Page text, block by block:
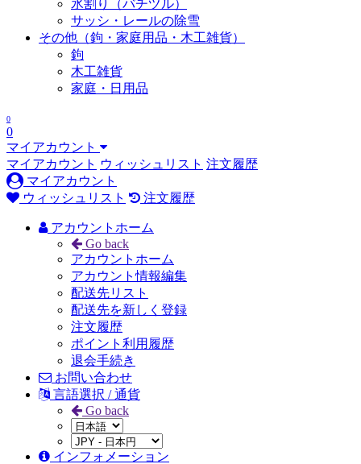
氷割り（バチヅル）
サッシ・レールの除雪
その他（鉤・家庭用品・木工雑貨）
鉤
木工雑貨
家庭・日用品
0
0
マイアカウント
マイアカウント ウィッシュリスト 注文履歴
マイアカウント
ウィッシュリスト
注文履歴
アカウントホーム
Go back
アカウントホーム
アカウント情報編集
配送先リスト
配送先を新しく登録
注文履歴
ポイント利用履歴
退会手続き
お問い合わせ
言語選択 / 通貨
Go back
インフォメーション